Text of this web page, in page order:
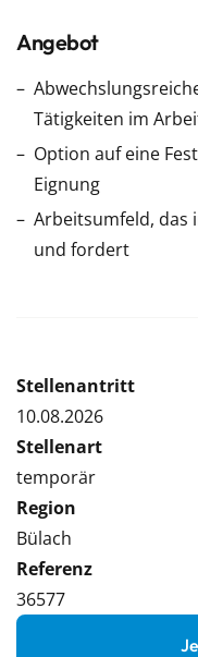
Angebot
Tätigkeiten im
Option auf eine
Eignung
Arbeitsumfeld, das
und fordert
Stellenantritt
10.08.2026
Stellenart
temporär
Region
Bülach
Referenz
36577